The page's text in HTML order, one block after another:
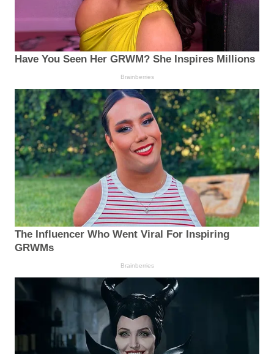
Have You Seen Her GRWM? She Inspires Millions
Brainberries
The Influencer Who Went Viral For Inspiring
GRWMs
Brainberries